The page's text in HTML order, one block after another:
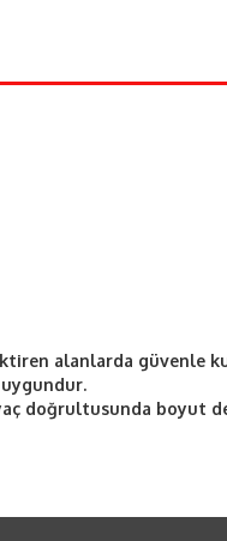
alanlarda güvenle
uygundur.
doğrultusunda boyut